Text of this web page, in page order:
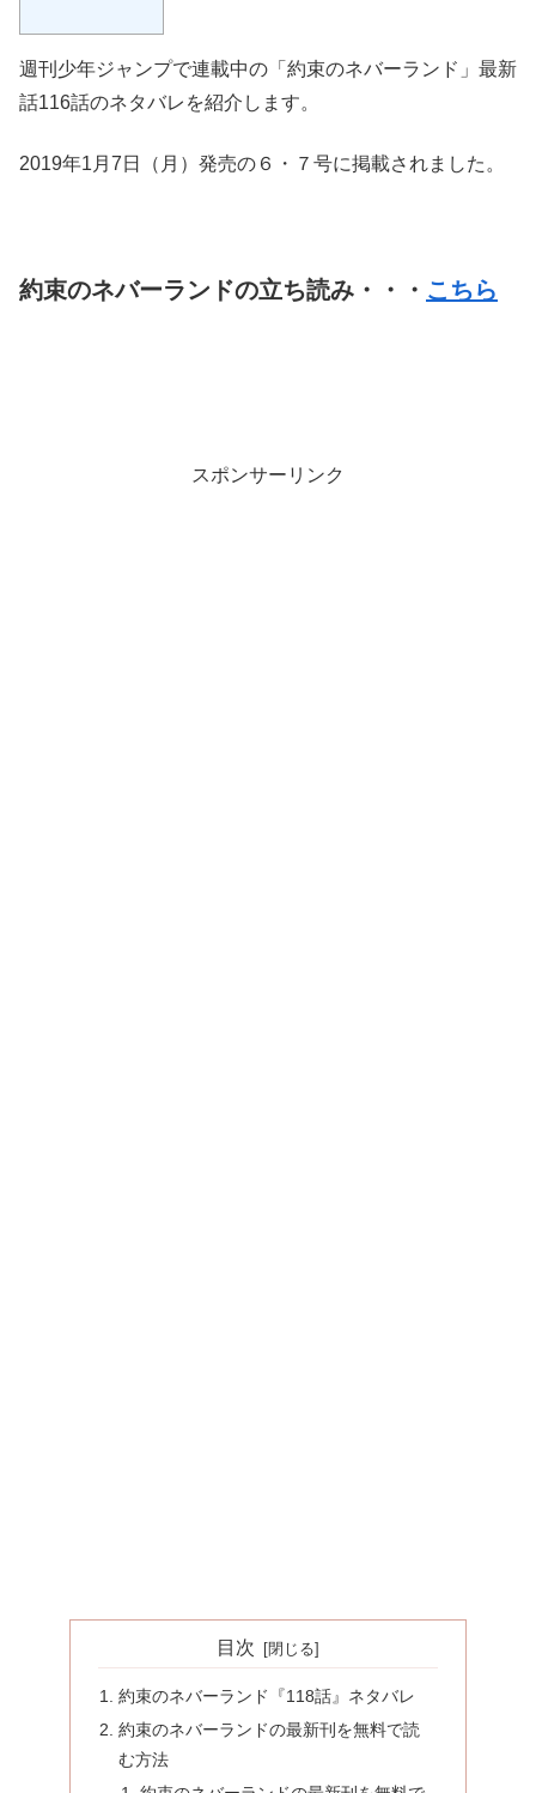
週刊少年ジャンプで連載中の「約束のネバーランド」最新
話116話のネタバレを紹介します。
2019年1月7日（月）発売の６・７号に掲載されました。
約束のネバーランドの立ち読み・・・ こちら
スポンサーリンク
目次
約束のネバーランド『118話』ネタバレ
約束のネバーランドの最新刊を無料で読
む方法